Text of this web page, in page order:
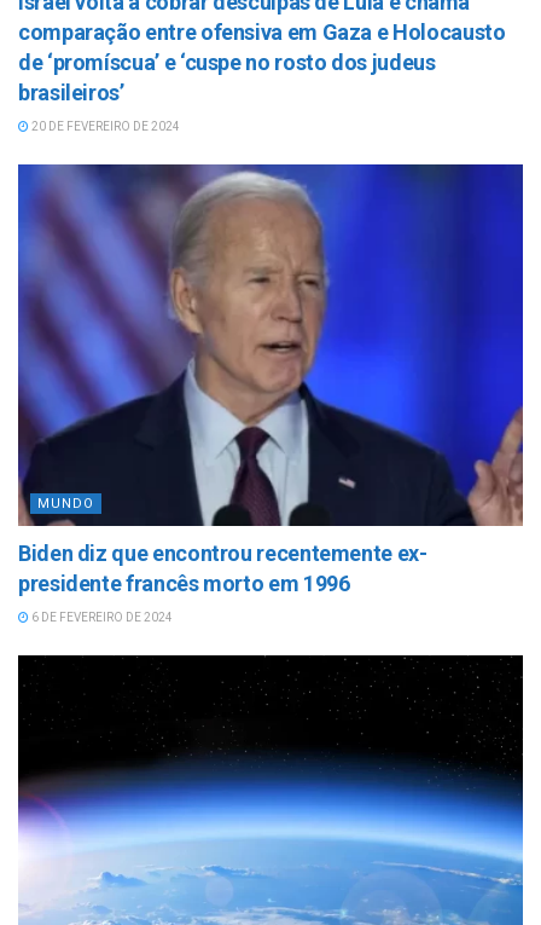
comparação entre ofensiva em Gaza e Holocausto
de ‘promíscua’ e ‘cuspe no rosto dos judeus
brasileiros’
20 DE FEVEREIRO DE 2024
MUNDO
Biden diz que encontrou recentemente ex-
presidente francês morto em 1996
6 DE FEVEREIRO DE 2024